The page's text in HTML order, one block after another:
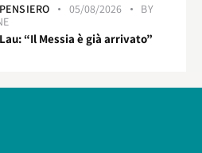
PENSIERO 05/08/2026
BY
“Il Messia è già arrivato”